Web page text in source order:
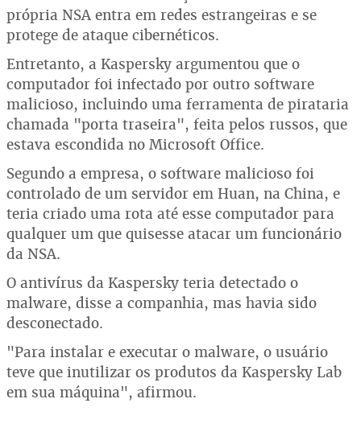
própria NSA entra em redes estrangeiras e se
protege de ataque cibernéticos.
Entretanto, a Kaspersky argumentou que o
computador foi infectado por outro software
malicioso, incluindo uma ferramenta de pirataria
chamada "porta traseira", feita pelos russos, que
estava escondida no Microsoft Office.
Segundo a empresa, o software malicioso foi
controlado de um servidor em Huan, na China, e
teria criado uma rota até esse computador para
qualquer um que quisesse atacar um funcionário
da NSA.
O antivírus da Kaspersky teria detectado o
malware, disse a companhia, mas havia sido
desconectado.
"Para instalar e executar o malware, o usuário
teve que inutilizar os produtos da Kaspersky Lab
em sua máquina", afirmou.